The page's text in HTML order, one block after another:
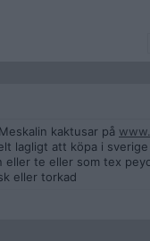
kaktusar på
lagligt att köpa i
eller te eller som tex
eller torkad